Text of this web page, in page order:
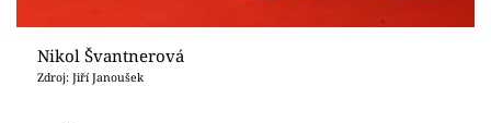
Nikol Švantnerová
Zdroj: Jiří Janoušek